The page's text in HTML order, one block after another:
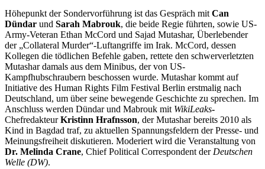
Höhepunkt der Sondervorführung ist das Gespräch mit Can
Dündar und Sarah Mabrouk, die beide Regie führten, sowie US-
Army-Veteran Ethan McCord und Sajad Mutashar, Überlebender
der „Collateral Murder“-Luftangriffe im Irak. McCord, dessen
Kollegen die tödlichen Befehle gaben, rettete den schwerverletzten
Mutashar damals aus dem Minibus, der von US-
Kampfhubschraubern beschossen wurde. Mutashar kommt auf
Initiative des Human Rights Film Festival Berlin erstmalig nach
Deutschland, um über seine bewegende Geschichte zu sprechen. Im
Anschluss werden Dündar und Mabrouk mit WikiLeaks-
ChefredakteurKristinn Hrafnsson, der Mutashar bereits 2010 als
Kind in Bagdad traf, zu aktuellen Spannungsfeldern der Presse- und
Meinungsfreiheit diskutieren. Moderiert wird die Veranstaltung von
Dr. Melinda Crane, Chief Political Correspondent der Deutschen
Welle (DW).